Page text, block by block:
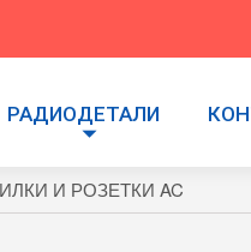
РАДИОДЕТАЛИ
И РОЗЕТКИ AC